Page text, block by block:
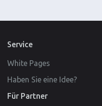
Service
White Pages
Haben Sie eine Idee?
Für Partner